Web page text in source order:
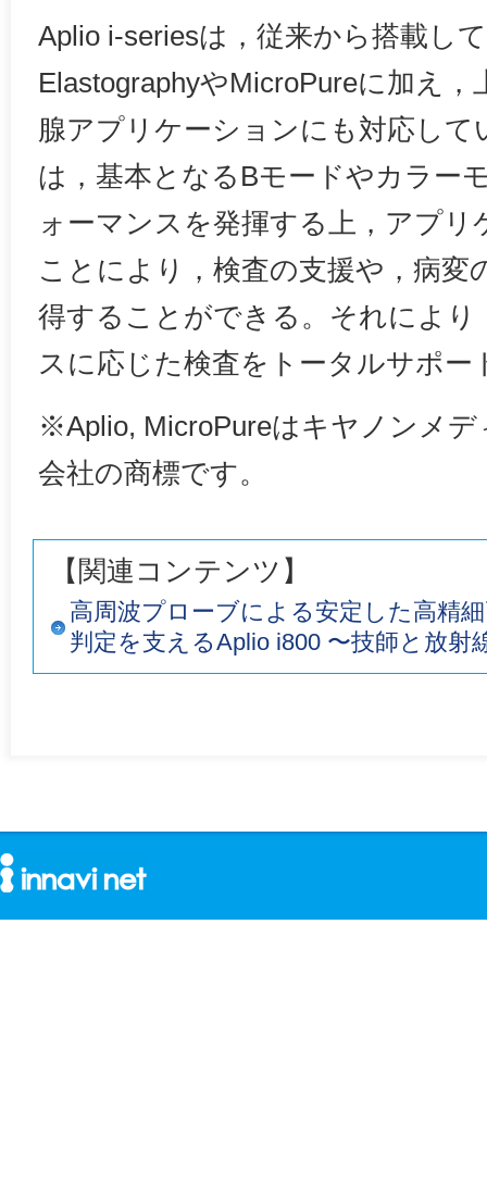
Aplio i-seriesは，従来から搭載し
ElastographyやMicroPureに加え
腺アプリケーションにも対応して
は，基本となるBモードやカラー
ォーマンスを発揮する上，アプ
ことにより，検査の支援や，病変
得することができる。それにより
スに応じた検査をトータルサポ
※Aplio, MicroPureはキヤノンメ
会社の商標です。
【関連コンテンツ】
高周波プローブによる安定した高精
判定を支えるAplio i800 〜技師と放射